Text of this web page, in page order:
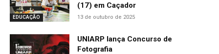
EDUCAÇÃO
(17) em Caçador
13 de outubro de 2025
UNIARP lança Concurso de
Fotografia